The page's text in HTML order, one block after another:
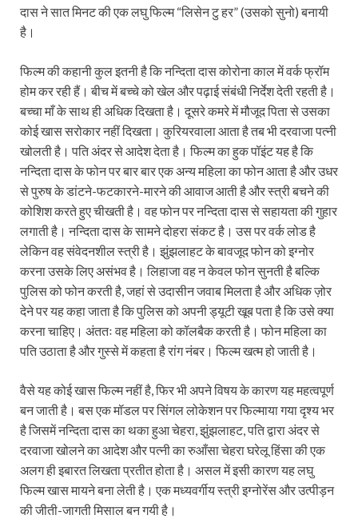
दास ने सात मिनट की एक लघु फिल्म “लिसेन टु हर” (उसको सुनो) बनायी
है।
फिल्म की कहानी कुल इतनी है कि नन्दिता दास कोरोना काल में वर्क फ्रॉम
होम कर रही हैं। बीच में बच्चे को खेल और पढ़ाई संबंधी निर्देश देती रहती है।
बच्चा माँ के साथ ही अधिक दिखता है। दूसरे कमरे में मौजूद पिता से उसका
कोई खास सरोकार नहीं दिखता। कुरियरवाला आता है तब भी दरवाजा पत्नी
खोलती है। पति अंदर से आदेश देता है। फिल्म का हुक पॉइंट यह है कि
नन्दिता दास के फोन पर बार बार एक अन्य महिला का फोन आता है और उधर
से पुरुष के डांटने-फटकारने-मारने की आवाज आती है और स्त्री बचने की
कोशिश करते हुए चीखती है। वह फोन पर नन्दिता दास से सहायता की गुहार
लगाती है। नन्दिता दास के सामने दोहरा संकट है। उस पर वर्क लोड है
लेकिन वह संवेदनशील स्त्री है। झुंझलाहट के बावजूद फोन को इग्‍नोर
करना उसके लिए असंभव है। लिहाजा वह न केवल फोन सुनती है बल्कि
पुलिस को फोन करती है, जहां से उदासीन जवाब मिलता है और अधिक ज़ोर
देने पर यह कहा जाता है कि पुलिस को अपनी ड्यूटी खूब पता है कि उसे क्या
करना चाहिए। अंततः वह महिला को कॉलबैक करती है। फोन महिला का
पति उठाता है और गुस्से में कहता है रांग नंबर। फिल्म खत्म हो जाती है।
वैसे यह कोई खास फिल्म नहीं है, फिर भी अपने विषय के कारण यह महत्वपूर्ण
बन जाती है। बस एक मॉडल पर सिंगल लोकेशन पर फिल्माया गया दृश्य भर
है जिसमें नन्दिता दास का थका हुआ चेहरा, झुंझलाहट, पति द्वारा अंदर से
दरवाजा खोलने का आदेश और पत्नी का रुआँसा चेहरा घरेलू हिंसा की एक
अलग ही इबारत लिखता प्रतीत होता है। असल में इसी कारण यह लघु
फिल्म खास मायने बना लेती है। एक मध्यवर्गीय स्त्री इग्नोरेंस और उत्पीड़न
की जीती-जागती मिसाल बन गयी है।